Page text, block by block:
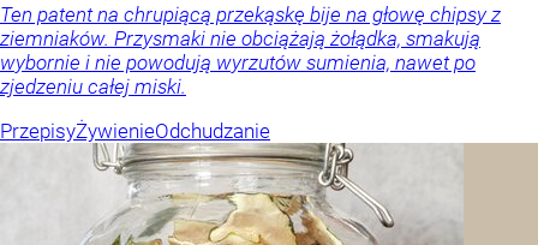
Ten patent na chrupiącą przekąskę bije na głowę chipsy z
ziemniaków. Przysmaki nie obciążają żołądka, smakują
wybornie i nie powodują wyrzutów sumienia, nawet po
zjedzeniu całej miski.
PrzepisyŻywienieOdchudzanie